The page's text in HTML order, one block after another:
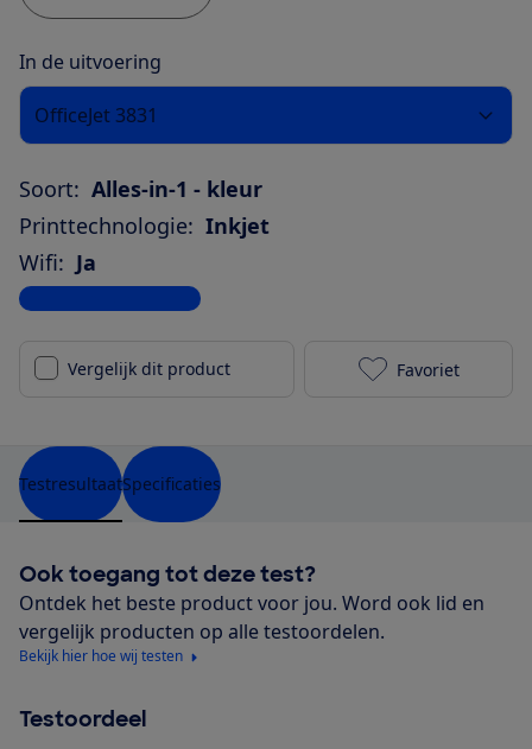
In de uitvoering
OfficeJet 3831
Soort: Alles-in-1 - kleur
Printtechnologie: Inkjet
Wifi: Ja
Bekijk alle specificaties
Vergelijk dit product HP OfficeJet
Favoriet
TestresultaatSpecificaties
Ook toegang tot deze test?
Ontdek het beste product voor jou. Word ook lid en
vergelijk producten op alle testoordelen.
Bekijk hier hoe wij testen
Testoordeel